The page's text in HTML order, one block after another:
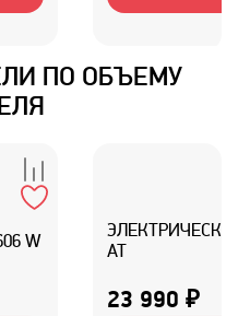
ПО ОБЪЕМУ
W
ЭЛЕКТРИЧЕСКАЯ
AT
23 990 ₽